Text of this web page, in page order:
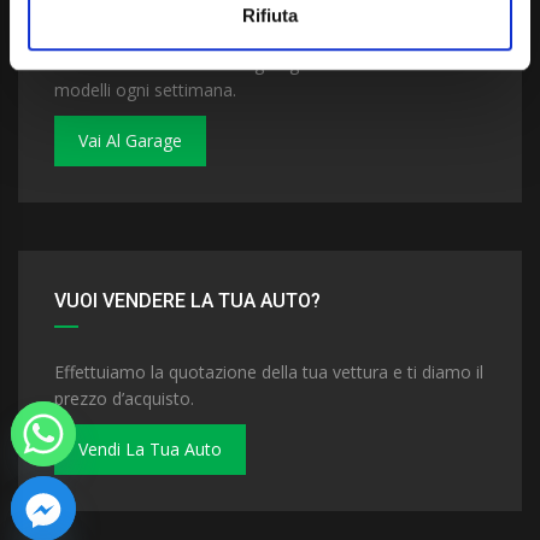
Rifiuta
Dai un'occhiata al nostro garage. Troverai nuovi
modelli ogni settimana.
Vai Al Garage
VUOI VENDERE LA TUA AUTO?
Effettuiamo la quotazione della tua vettura e ti diamo il
prezzo d’acquisto.
Vendi La Tua Auto